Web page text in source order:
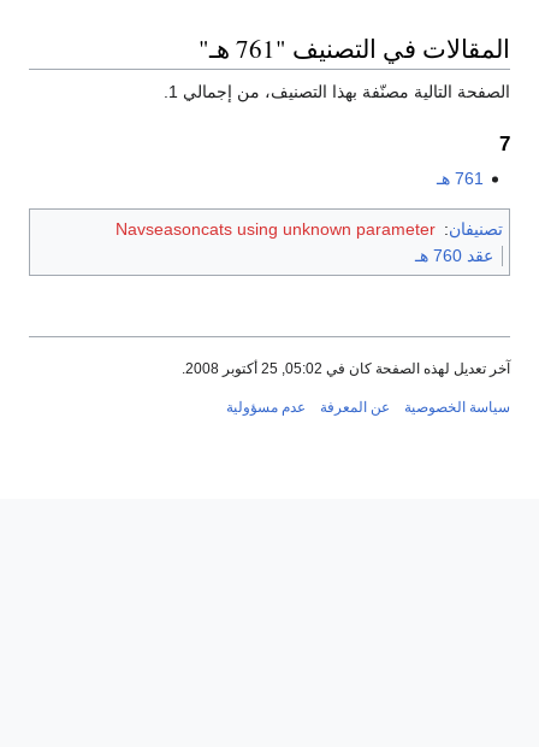
المقالات في التصنيف "761 هـ"
الصفحة التالية مصنّفة بهذا التصنيف، من إجمالي 1.
7
761 هـ
تصنيفان:
Navseasoncats using unknown parameter
عقد 760 هـ
آخر تعديل لهذه الصفحة كان في 05:02, 25 أكتوبر 2008.
سياسة الخصوصية عن المعرفة عدم مسؤولية